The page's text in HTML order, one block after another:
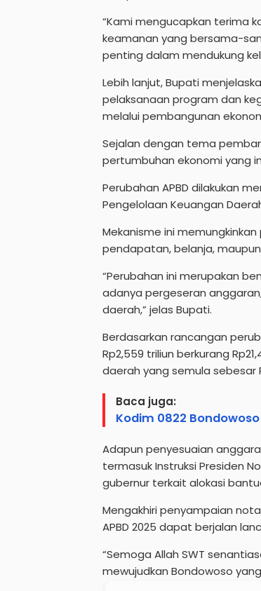
“Kami mengucapkan terima
keamanan yang bersama-
penting dalam mendukung
Lebih lanjut, Bupati
pelaksanaan program dan
melalui pembangunan
Sejalan dengan tema
pertumbuhan ekonomi yang
Perubahan APBD dilakukan
Pengelolaan Keuangan
Mekanisme ini
pendapatan, belanja,
“Perubahan ini merupakan
adanya pergeseran
daerah,” jelas Bupati.
Berdasarkan rancangan
Rp2,559 triliun berkurang
daerah yang semula sebesar
Baca juga:
Kodim 0822
Adapun penyesuaian
termasuk Instruksi Presiden
gubernur terkait alokasi
Mengakhiri penyampaian
APBD 2025 dapat berjalan
“Semoga Allah SWT
mewujudkan Bondowoso